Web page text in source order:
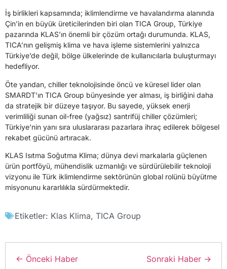
İş birlikleri kapsamında; iklimlendirme ve havalandırma alanında
Çin’in en büyük üreticilerinden biri olan TICA Group, Türkiye
pazarında KLAS’ın önemli bir çözüm ortağı durumunda. KLAS,
TICA’nın gelişmiş klima ve hava işleme sistemlerini yalnızca
Türkiye’de değil, bölge ülkelerinde de kullanıcılarla buluşturmayı
hedefliyor.
Öte yandan, chiller teknolojisinde öncü ve küresel lider olan
SMARDT’ın TICA Group bünyesinde yer alması, iş birliğini daha
da stratejik bir düzeye taşıyor. Bu sayede, yüksek enerji
verimliliği sunan oil-free (yağsız) santrifüj chiller çözümleri;
Türkiye’nin yanı sıra uluslararası pazarlara ihraç edilerek bölgesel
rekabet gücünü artıracak.
KLAS Isıtma Soğutma Klima; dünya devi markalarla güçlenen
ürün portföyü, mühendislik uzmanlığı ve sürdürülebilir teknoloji
vizyonu ile Türk iklimlendirme sektörünün global rolünü büyütme
misyonunu kararlılıkla sürdürmektedir.
Etiketler: Klas Klima, TICA Group
← Önceki Haber Sonraki Haber →